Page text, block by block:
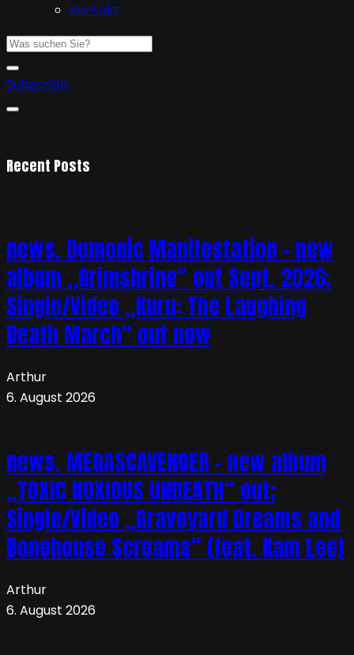
Kontakt
Subscribe
Recent Posts
news. Demonic Manifestation – new
album „Grimshrine“ out Sept. 2026;
Single/Video „Kuru: The Laughing
Death March“ out now
Arthur
6. August 2026
news. MEGASCAVENGER – new album
„TOXIC NOXIOUS UNDEATH“ out;
Single/Video „Graveyard Dreams and
Bonehouse Screams“ (feat. Kam Lee)
Arthur
6. August 2026